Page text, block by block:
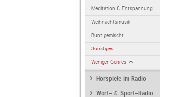
Meditation & Entspannung
Weihnachtsmusik
Bunt gemischt
Sonstiges
Weniger Genres
Hörspiele im Radio
Wort- & Sport-Radio